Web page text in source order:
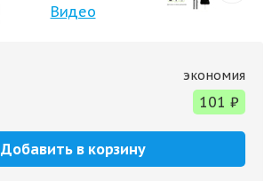
Видео
экономия
101 ₽
Добавить в корзину